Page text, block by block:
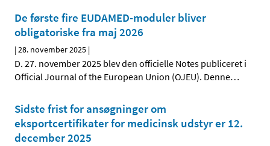
De første fire EUDAMED-moduler bliver
obligatoriske fra maj 2026
|28. november 2025 |
D. 27. november 2025 blev den officielle Notes publiceret i
Official Journal of the European Union (OJEU). Denne…
Sidste frist for ansøgninger om
eksportcertifikater for medicinsk udstyr er 12.
december 2025